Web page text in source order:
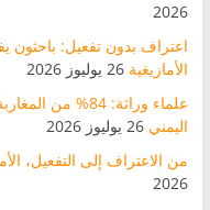
2026
اعتراف بدون تفعيل:
الأمازيغية 26 يوليوز 2026
علماء وراثة:
اليمني 26 يوليوز 2026
من الاعتراف إلى التفعيل،
2026